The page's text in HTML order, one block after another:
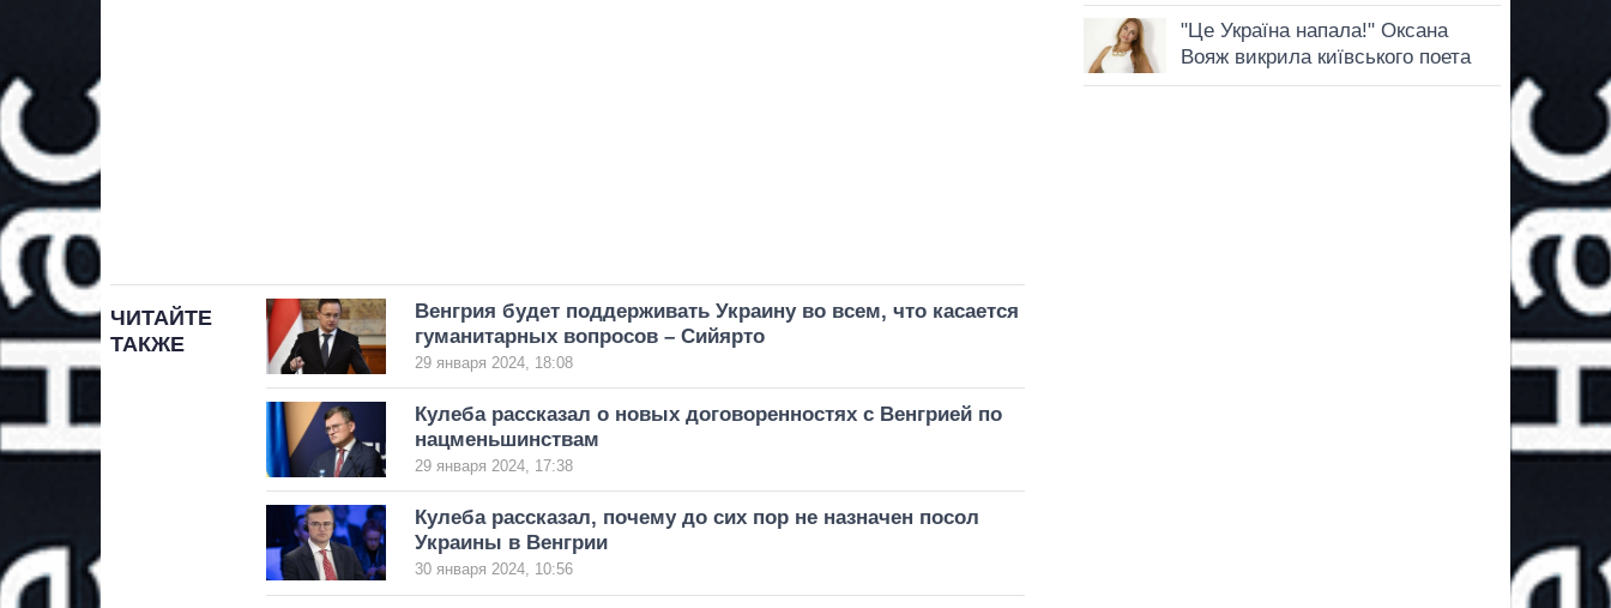
ЧИТАЙТЕ
ТАКЖЕ
Венгрия будет поддерживать Украину во всем, что касается
гуманитарных вопросов – Сийярто
29 января 2024, 18:08
Кулеба рассказал о новых договоренностях с Венгрией по
нацменьшинствам
29 января 2024, 17:38
Кулеба рассказал, почему до сих пор не назначен посол
Украины в Венгрии
30 января 2024, 10:56